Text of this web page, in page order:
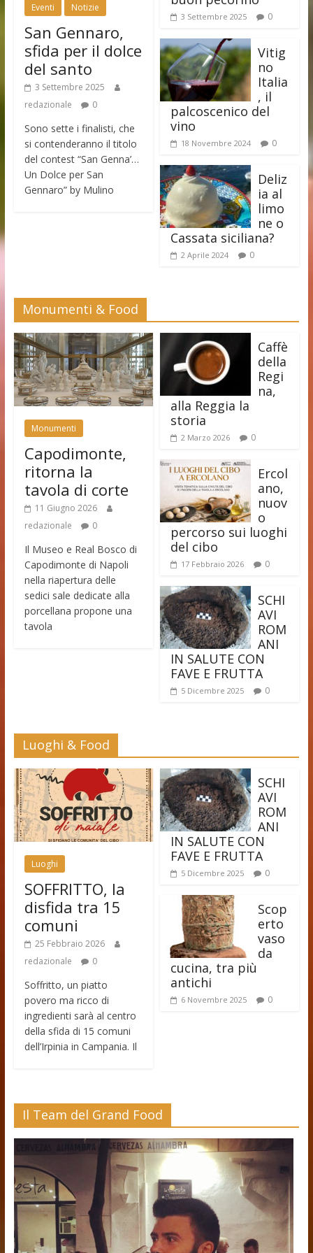
Eventi Notizie
San Gennaro,
sfida per il dolce
del santo
3 Settembre 2025
redazionale
0
Sono sette i finalisti, che
si contenderanno il titolo
del contest “San Genna’…
Un Dolce per San
Gennaro” by Mulino
3 Settembre 2025 0
Vitig
no
Italia
, il
palcoscenico del
vino
18 Novembre 2024 0
Deliz
ia al
limo
ne o
Cassata siciliana?
2 Aprile 2024 0
Monumenti & Food
Monumenti
Capodimonte,
ritorna la
tavola di corte
11 Giugno 2026
redazionale
0
Il Museo e Real Bosco di
Capodimonte di Napoli
nella riapertura delle
sedici sale dedicate alla
porcellana propone una
tavola
Caffè
della
Regi
na,
alla Reggia la
storia
2 Marzo 2026 0
Ercol
ano,
nuov
o
percorso sui luoghi
del cibo
17 Febbraio 2026 0
SCHI
AVI
ROM
ANI
IN SALUTE CON
FAVE E FRUTTA
5 Dicembre 2025 0
Luoghi & Food
Luoghi
SOFFRITTO, la
disfida tra 15
comuni
25 Febbraio 2026
redazionale
0
Soffritto, un piatto
povero ma ricco di
ingredienti sarà al centro
della sfida di 15 comuni
dell’Irpinia in Campania. Il
SCHI
AVI
ROM
ANI
IN SALUTE CON
FAVE E FRUTTA
5 Dicembre 2025 0
Scop
erto
vaso
da
cucina, tra più
antichi
6 Novembre 2025 0
Il Team del Grand Food